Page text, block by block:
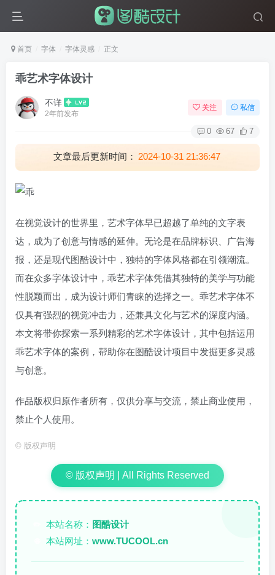
首页 字体 字体灵感 正文
乖艺术字体设计
不详
2年前发布
关注 私信
0 67 7
文章最后更新时间： 2024-10-31 21:36:47
在视觉设计的世界里，艺术字体早已超越了单纯的文字表
达，成为了创意与情感的延伸。无论是在品牌标识、广告海
报，还是现代图酷设计中，独特的字体风格都在引领潮流。
而在众多字体设计中，乖艺术字体凭借其独特的美学与功能
性脱颖而出，成为设计师们青睐的选择之一。乖艺术字体不
仅具有强烈的视觉冲击力，还兼具文化与艺术的深度内涵。
本文将带你探索一系列精彩的艺术字体设计，其中包括运用
乖艺术字体的案例，帮助你在图酷设计项目中发掘更多灵感
与创意。
作品版权归原作者所有，仅供分享与交流，禁止商业使用，
禁止个人使用。
© 版权声明
© 版权声明 | All Rights Reserved
本站名称： 图酷设计
本站网址： www.TUCOOL.cn